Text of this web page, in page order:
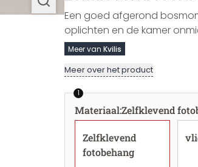
Een goed afgerond
oplichten en de kamer
Meer van Kvilis
Meer over het product
1
Materiaal:Zelfklevend
Zelfklevend
fotobehang